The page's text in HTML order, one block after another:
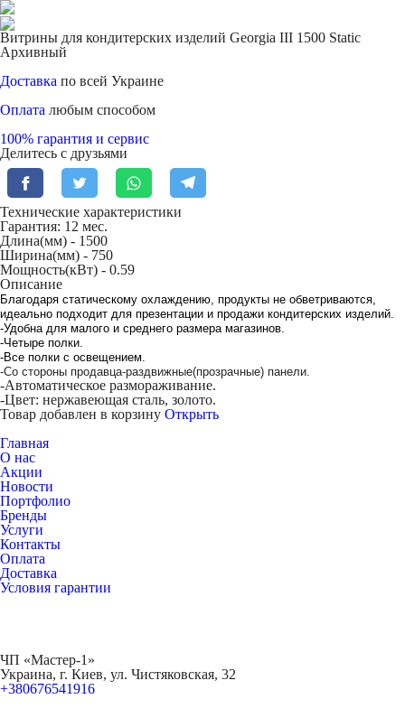
Витрины для кондитерских изделий Georgia III 1500 Static
Архивный
Доставка по всей Украине
Оплата любым способом
100% гарантия и сервис
Делитесь с друзьями
Технические характеристики
Гарантия: 12 мес.
Длина(мм) - 1500
Ширина(мм) - 750
Мощность(кВт) - 0.59
Описание
Благодаря статическому охлаждению, продукты не обветриваются,
идеально подходит для презентации и продажи кондитерских изделий.
-Удобна для малого и среднего размера магазинов.
-Четыре полки.
-Все полки с освещением.
-Со стороны продавца-раздвижные(прозрачные) панели.
-Автоматическое размораживание.
-Цвет: нержавеющая сталь, золото.
Товар добавлен в корзину Открыть
Главная
О нас
Акции
Новости
Портфолио
Бренды
Услуги
Контакты
Оплата
Доставка
Условия гарантии
ЧП «Мастер-1»
Украина, г. Киев, ул. Чистяковская, 32
+380676541916